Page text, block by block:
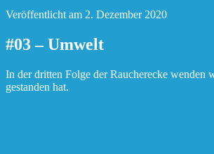
Veröffentlicht am 2. Dezember 2020
#03 – Umwelt
In der dritten Folge der Raucherecke
gestanden hat.